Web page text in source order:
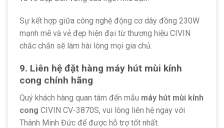
Sự kết hợp giữa công nghệ động cơ dây đồng 230W
mạnh mẽ và vẻ đẹp hiện đại từ thương hiệu CIVIN
chắc chắn sẽ làm hài lòng mọi gia chủ.
9. Liên hệ đặt hàng máy hút mùi kính
cong chính hãng
Quý khách hàng quan tâm đến mẫu máy hút mùi kính
cong CIVIN CV-3870S, vui lòng liên hệ ngay với
Thành Minh Đức để được hỗ trợ tốt nhất.